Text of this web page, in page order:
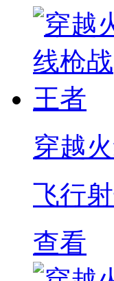
穿越
飞行
查看